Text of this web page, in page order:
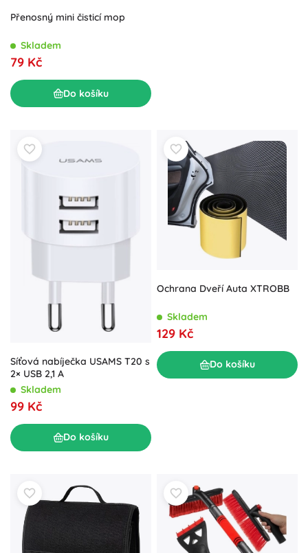
Přenosný mini čisticí mop
Skladem
79 Kč
Do košíku
Síťová nabíječka USAMS T20 s
2× USB 2,1 A
Skladem
99 Kč
Do košíku
Ochrana Dveří Auta XTROBB
Skladem
129 Kč
Do košíku